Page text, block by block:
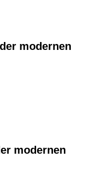
modernen
modernen